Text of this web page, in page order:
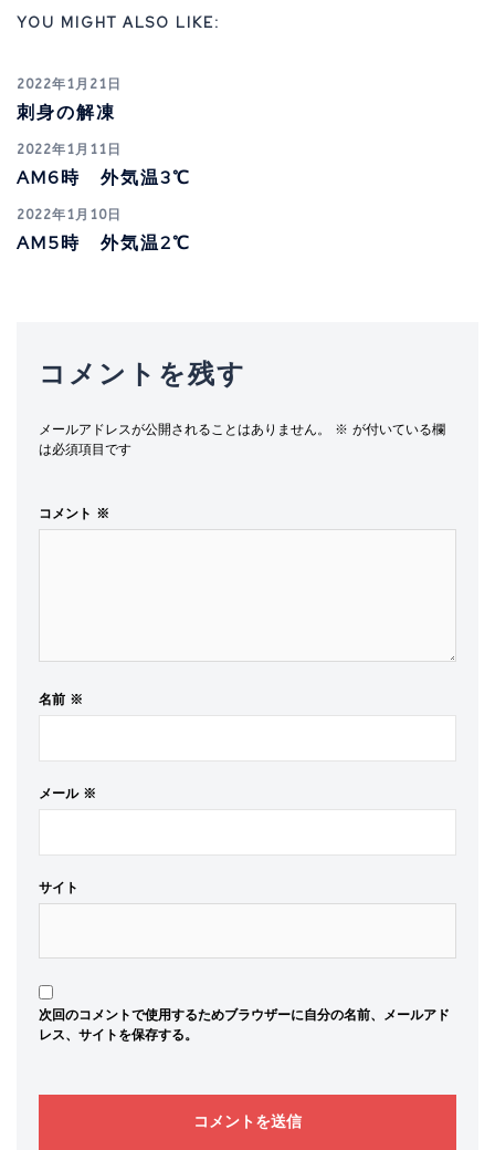
ー
ョ
ン
YOU MIGHT ALSO LIKE:
2022年1月21日
刺身の解凍
2022年1月11日
AM6時 外気温3℃
2022年1月10日
AM5時 外気温2℃
コメントを残す
メールアドレスが公開されることはありません。 ※ が付いている欄
は必須項目です
コメント ※
名前 ※
メール ※
サイト
次回のコメントで使用するためブラウザーに自分の名前、メールアド
レス、サイトを保存する。